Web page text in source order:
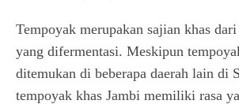
Tempoyak merupakan sajian khas
yang difermentasi. Meskipun
ditemukan di beberapa daerah lain di
tempoyak khas Jambi memiliki rasa